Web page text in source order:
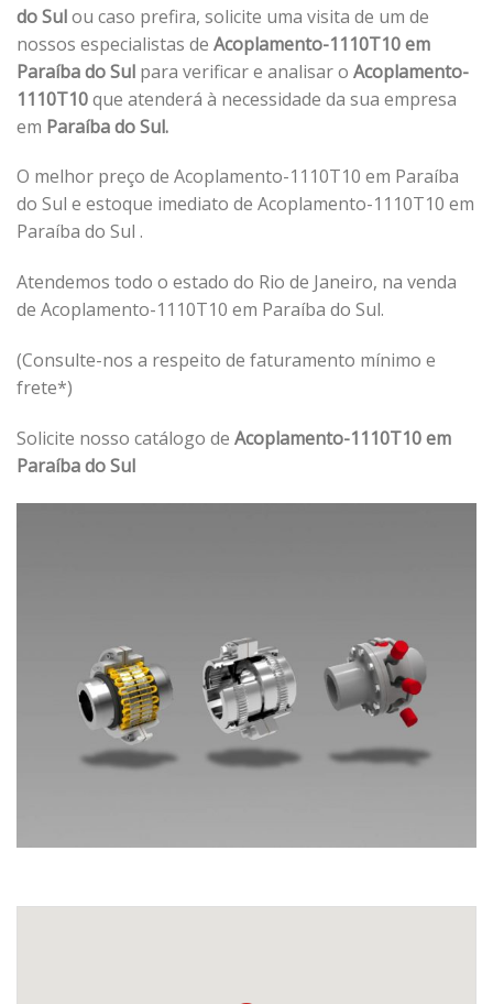
do Sulou caso prefira, solicite uma visita de um de
nossos especialistas de Acoplamento-1110T10 em
Paraíba do Sul para verificar e analisar o Acoplamento-
1110T10que atenderá à necessidade da sua empresa
em Paraíba do Sul.
O melhor preço de Acoplamento-1110T10 em Paraíba
do Sul e estoque imediato de Acoplamento-1110T10 em
Paraíba do Sul .
Atendemos todo o estado do Rio de Janeiro, na venda
de Acoplamento-1110T10 em Paraíba do Sul.
(Consulte-nos a respeito de faturamento mínimo e
frete*)
Solicite nosso catálogo de Acoplamento-1110T10 em
Paraíba do Sul